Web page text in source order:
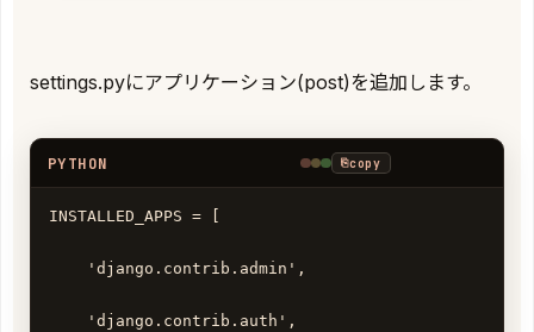
settings.pyにアプリケーション(post)を追加します。
PYTHON ⎘copy
INSTALLED_APPS = [
    'django.contrib.admin',
    'django.contrib.auth',